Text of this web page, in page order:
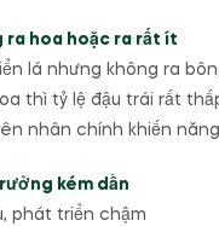
ra hoa hoặc ra rất ít
lá nhưng không ra
thì tỷ lệ đậu trái rất
nhân chính khiến
kém dần
phát triển chậm